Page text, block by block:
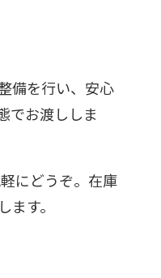
備を行い、安心
でお渡ししま
にどうぞ。在庫
す。